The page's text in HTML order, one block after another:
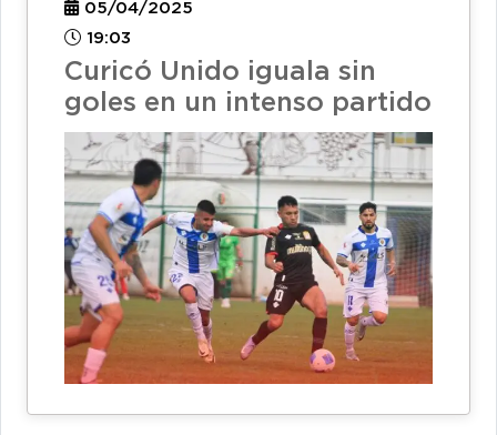
05/04/2025
19:03
Curicó Unido iguala sin
goles en un intenso partido